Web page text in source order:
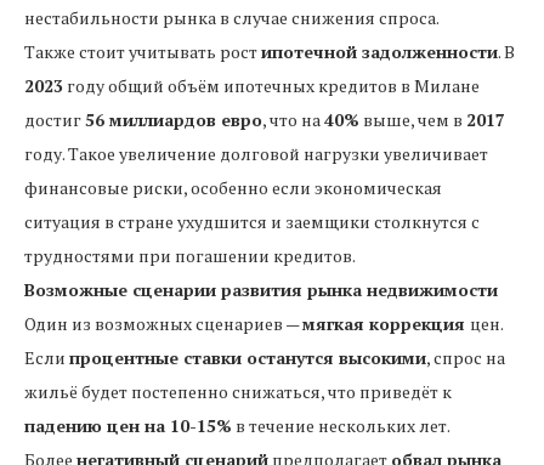
нестабильности рынка в случае снижения спроса.
Также стоит учитывать ростипотечной задолженности. В
2023 году общий объём ипотечных кредитов в Милане
достиг56 миллиардов евро, что на40% выше, чем в 2017
году. Такое увеличение долговой нагрузки увеличивает
финансовые риски, особенно если экономическая
ситуация в стране ухудшится и заемщики столкнутся с
трудностями при погашении кредитов.
Возможные сценарии развития рынка недвижимости
Один из возможных сценариев —мягкая коррекция цен.
Если процентные ставки останутся высокими, спрос на
жильё будет постепенно снижаться, что приведёт к
падению цен на 10-15% в течение нескольких лет.
Более негативный сценарий предполагает обвал рынка